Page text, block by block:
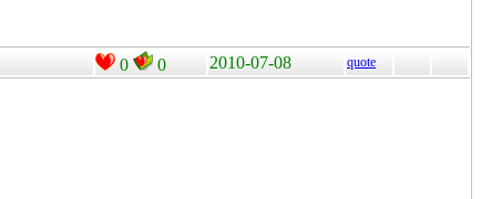
0 0 2010-07-08 quote